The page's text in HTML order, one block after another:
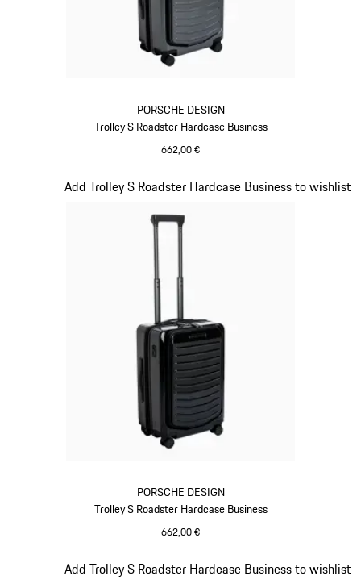
PORSCHE DESIGN
Trolley S Roadster Hardcase Business
662,00 €
PORSCHE DESIGN
Trolley S Roadster Hardcase Business
662,00 €
Add Trolley S Roadster Hardcase Business to wishlist
Diapositiva 15 di 20
Add Trolley S Roadster Hardcase Business to wishlist
Diapositiva 16 di 20